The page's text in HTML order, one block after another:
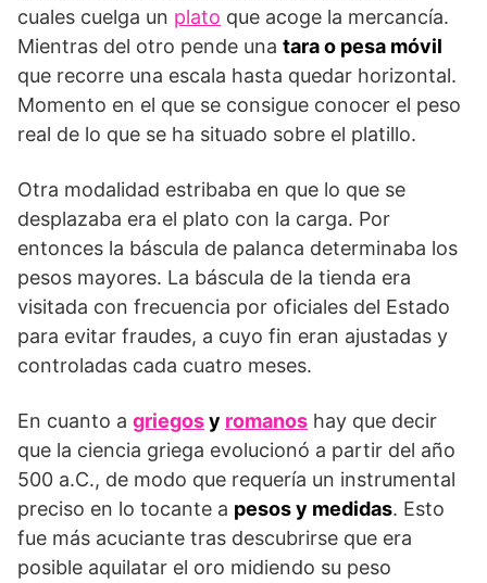
cuales cuelga un plato que acoge la mercancía.
Mientras del otro pende una tara o pesa móvil
que recorre una escala hasta quedar horizontal.
Momento en el que se consigue conocer el peso
real de lo que se ha situado sobre el platillo.
Otra modalidad estribaba en que lo que se
desplazaba era el plato con la carga. Por
entonces la báscula de palanca determinaba los
pesos mayores. La báscula de la tienda era
visitada con frecuencia por oficiales del Estado
para evitar fraudes, a cuyo fin eran ajustadas y
controladas cada cuatro meses.
En cuanto a griegosy romanos hay que decir
que la ciencia griega evolucionó a partir del año
500 a.C., de modo que requería un instrumental
preciso en lo tocante a pesos y medidas. Esto
fue más acuciante tras descubrirse que era
posible aquilatar el oro midiendo su peso